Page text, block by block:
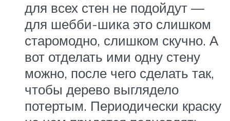
для всех стен не подойдут —
для шебби-шика это слишком
старомодно, слишком скучно. А
вот отделать ими одну стену
можно, после чего сделать так,
чтобы дерево выглядело
потертым. Периодически краску